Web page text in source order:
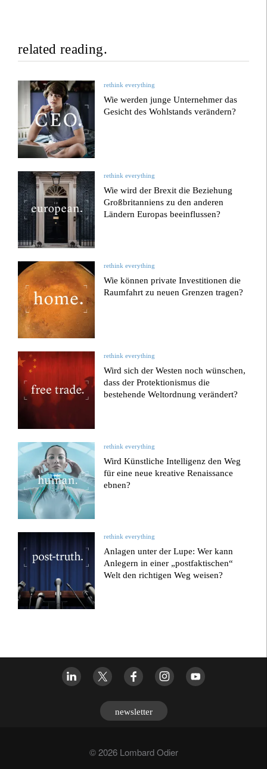
related reading.
rethink everything
Wie werden junge Unternehmer das
Gesicht des Wohlstands verändern?
rethink everything
Wie wird der Brexit die Beziehung
Großbritanniens zu den anderen
Ländern Europas beeinflussen?
rethink everything
Wie können private Investitionen die
Raumfahrt zu neuen Grenzen tragen?
rethink everything
Wird sich der Westen noch wünschen,
dass der Protektionismus die
bestehende Weltordnung verändert?
rethink everything
Wird Künstliche Intelligenz den Weg
für eine neue kreative Renaissance
ebnen?
rethink everything
Anlagen unter der Lupe: Wer kann
Anlegern in einer „postfaktischen“
Welt den richtigen Weg weisen?
newsletter
© 2026 Lombard Odier